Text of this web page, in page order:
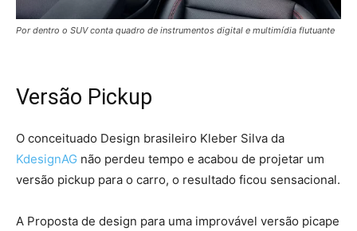
Por dentro o SUV conta quadro de instrumentos digital e multimídia flutuante
Versão Pickup
O conceituado Design brasileiro Kleber Silva da
KdesignAG não perdeu tempo e acabou de projetar um
versão pickup para o carro, o resultado ficou sensacional.
A Proposta de design para uma improvável versão picape